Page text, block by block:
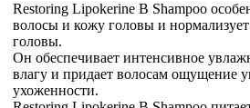
Restoring Lipokerine B Shampoo
волосы и кожу головы и
головы.
Он обеспечивает интенсивное
влагу и придает волосам ощущение
ухоженности.